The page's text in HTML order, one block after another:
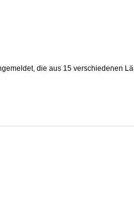
die aus 15 verschiedenen